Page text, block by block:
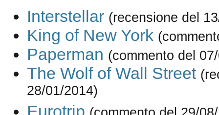
Interstellar (recensione del
King of New York
Paperman (commento del
The Wolf of Wall Street
28/01/2014)
Eurotrip